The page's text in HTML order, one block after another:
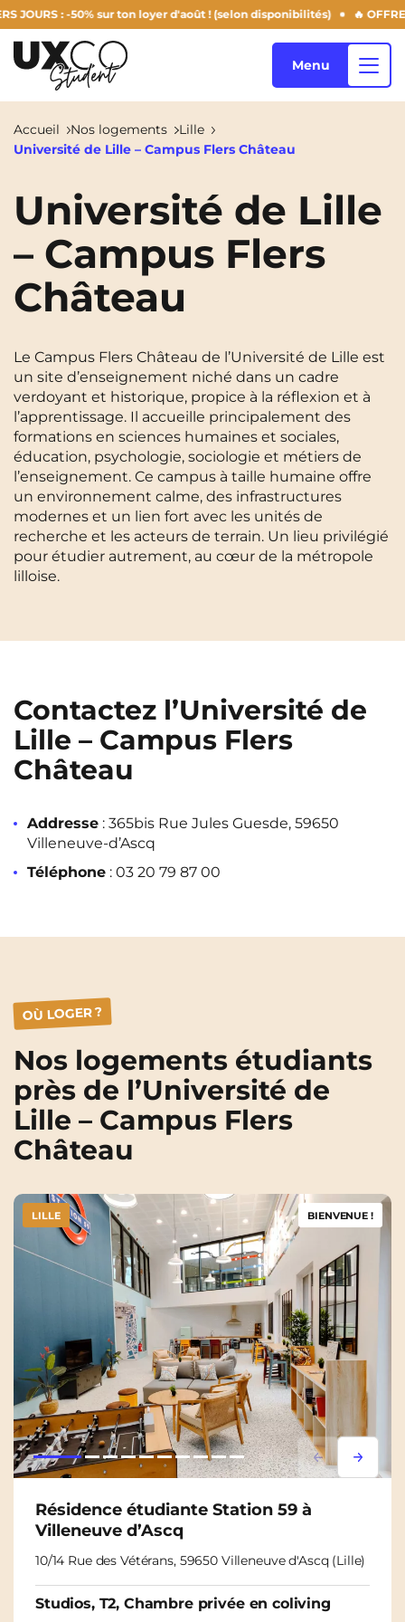
JOURS : -50% sur ton loyer d'août ! (selon disponibilités) 🔥 OFFRE
Voir toutes les villes
Annemasse Archamps
Aulnoy-Lez-Valenciennes
Bezons
Bordeaux Boulogne-Billancourt
Brest Caen
Cergy-Pontoise Clermont-Ferrand
Chambéry NEW! Dijon
Gradignan Grenoble
La Rochelle Le Havre
Lille
Marseille Montpellier
Noisy-Le-Grand Orly
Palaiseau Paris
Rennes Rouen
Villejuif
Qui sommes-nous ?
Blog
FR
FR
EN
Instagram
TikTokFacebookYouTubeLinkedIn
Menu
Accueil Nos logements
Lille
Université de Lille – Campus Flers Château
Université de Lille
– Campus Flers
Château
Le Campus Flers Château de l’Université de Lille est
un site d’enseignement niché dans un cadre
verdoyant et historique, propice à la réflexion et à
l’apprentissage. Il accueille principalement des
formations en sciences humaines et sociales,
éducation, psychologie, sociologie et métiers de
l’enseignement. Ce campus à taille humaine offre
un environnement calme, des infrastructures
modernes et un lien fort avec les unités de
recherche et les acteurs de terrain. Un lieu privilégié
pour étudier autrement, au cœur de la métropole
lilloise.
Contactez l’Université de
Lille – Campus Flers
Château
Addresse : 365bis Rue Jules Guesde, 59650
Villeneuve-d’Ascq
Téléphone : 03 20 79 87 00
OÙ LOGER ?
Nos logements étudiants
près de l’Université de
Lille – Campus Flers
Château
Lorem ipsum
Lorem
LILLE BIENVENUE !
Résidence étudiante Station 59 à
Villeneuve d’Ascq
10/14 Rue des Vétérans, 59650 Villeneuve d'Ascq (Lille)
Studios, T2, Chambre privée en coliving